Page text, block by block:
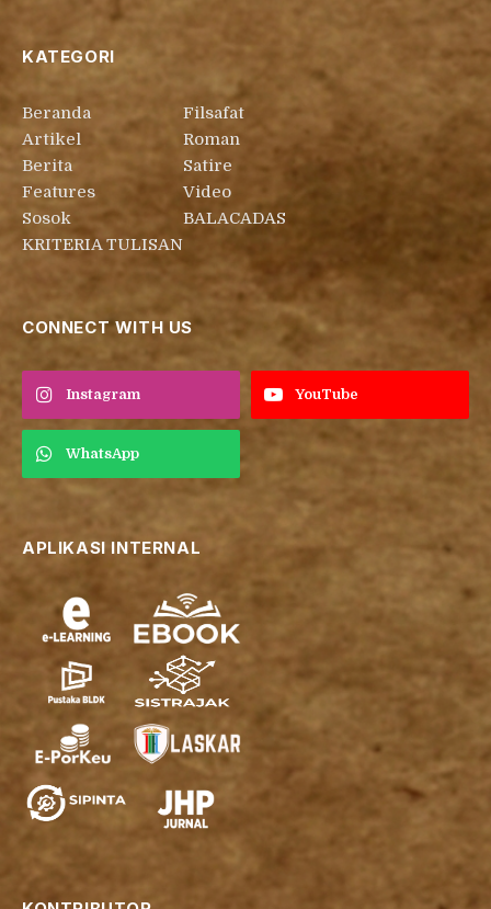
KATEGORI
Beranda
Artikel
Berita
Features
Sosok
KRITERIA TULISAN
Filsafat
Roman
Satire
Video
BALACADAS
CONNECT WITH US
Instagram YouTube
WhatsApp
APLIKASI INTERNAL